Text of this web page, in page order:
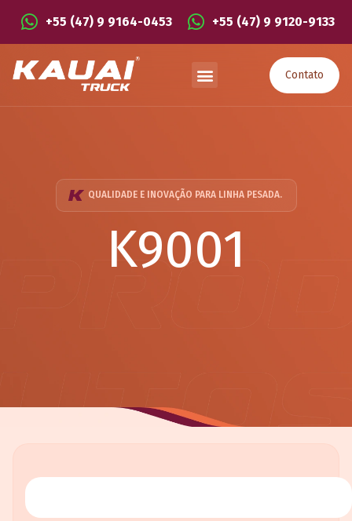
+55 (47) 9 9164-0453 +55 (47) 9 9120-9133
Contato
QUALIDADE E INOVAÇÃO PARA LINHA PESADA.
K9001